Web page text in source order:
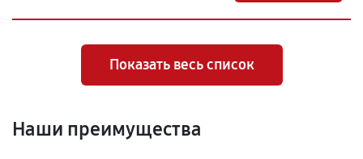
Показать весь список
Наши преимущества